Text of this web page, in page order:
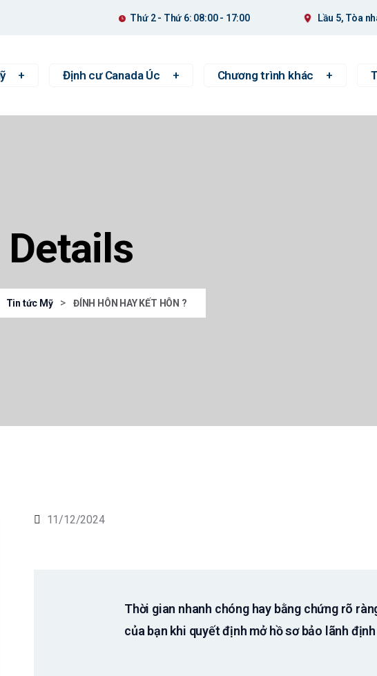
Thứ 2 - Thứ 6: 08:00 - 17:00 Lầu 5, Tòa
Định cư Canada Úc Chương trình khác
Tin tức Mỹ > ĐÍNH HÔN HAY KẾT HÔN ?
11/12/2024
Thời gian nhanh chóng hay bằng chứng rõ
của bạn khi quyết định mở hồ sơ bảo lãnh